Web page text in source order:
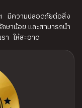
มีความปลอดภัยต่อสิ่ง
าน้อย และสามารถนำ
รา ให้สะอาด